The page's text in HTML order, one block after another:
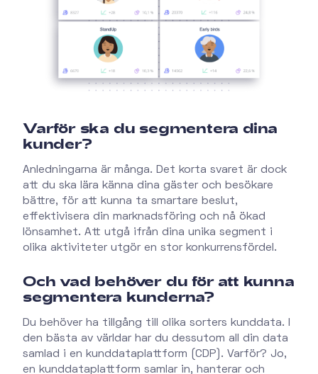
Varför ska du segmentera dina
kunder?
Anledningarna är många. Det korta svaret är dock
att du ska lära känna dina gäster och besökare
bättre, för att kunna ta smartare beslut,
effektivisera din marknadsföring och nå ökad
lönsamhet. Att utgå ifrån dina unika segment i
olika aktiviteter utgör en stor konkurrensfördel.
Och vad behöver du för att kunna
segmentera kunderna?
Du behöver ha tillgång till olika sorters kunddata. I
den bästa av världar har du dessutom all din data
samlad i en kunddataplattform (CDP). Varför? Jo,
en kunddataplattform samlar in, hanterar och